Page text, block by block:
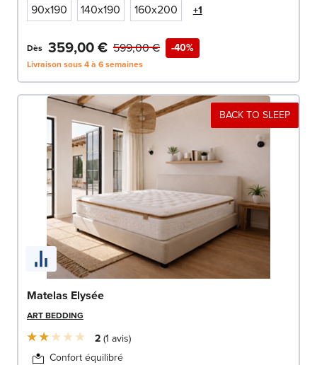
90x190 140x190 160x200 +1
Dès 359,00 € -40%
599,00 €
Livraison sous 4 à 6 semaines
BACK TO SLEEP
Matelas Elysée
ART BEDDING
2 1 avis
Confort équilibré